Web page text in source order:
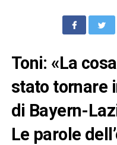
Toni: «La
stato tornare
di Bayern-
Le parole